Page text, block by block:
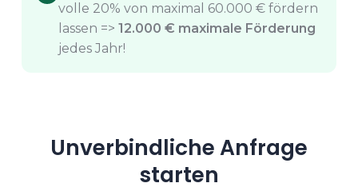
volle 20% von maximal 60.000 € fördern
lassen => 12.000 € maximale Förderung
jedes Jahr!
Unverbindliche Anfrage
starten